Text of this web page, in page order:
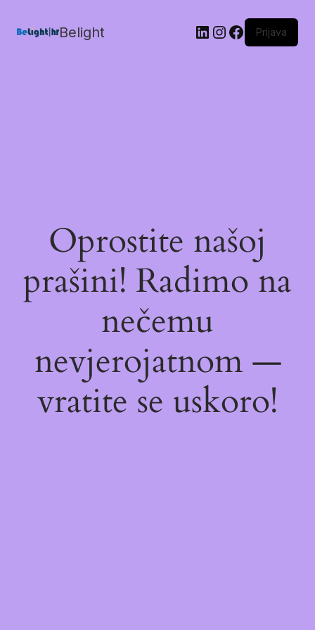
Belight Prijava
Oprostite našoj
prašini! Radimo na
nečemu
nevjerojatnom —
vratite se uskoro!